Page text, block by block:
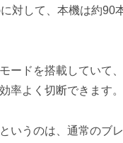
対して、本機は約90
ードを搭載 していて
率よく切断できます。
いうのは、通常のブ